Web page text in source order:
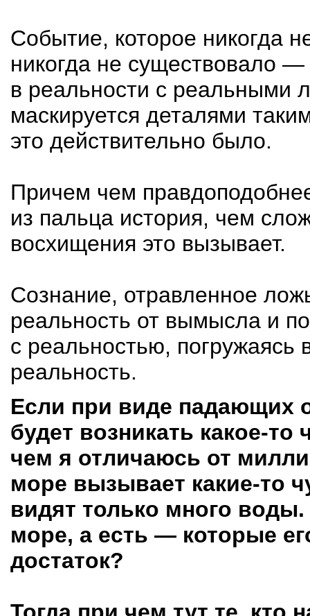
Событие, которое никогда
никогда не существовало
в реальности с реальными
маскируется деталями
это действительно было.
Причем чем
из пальца история, чем
восхищения это вызывает.
Сознание, отравленное
реальность от вымысла и
с реальностью, погружаясь
реальность.
Если при виде падающих
будет возникать какое-то
чем я отличаюсь от
море вызывает какие-то
видят только много
море, а есть — которые
достаток?